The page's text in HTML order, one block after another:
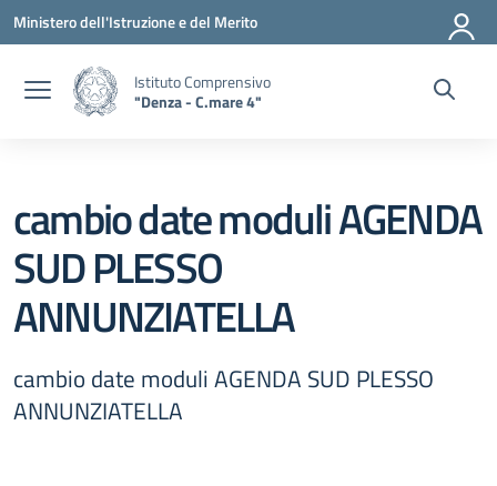
Vai ai contenuti
Vai al menu di navigazione
Vai al footer
Ministero dell'Istruzione e del Merito
Istituto Comprensivo
"Denza - C.mare 4"
cambio date moduli AGENDA
SUD PLESSO
ANNUNZIATELLA
cambio date moduli AGENDA SUD PLESSO
ANNUNZIATELLA